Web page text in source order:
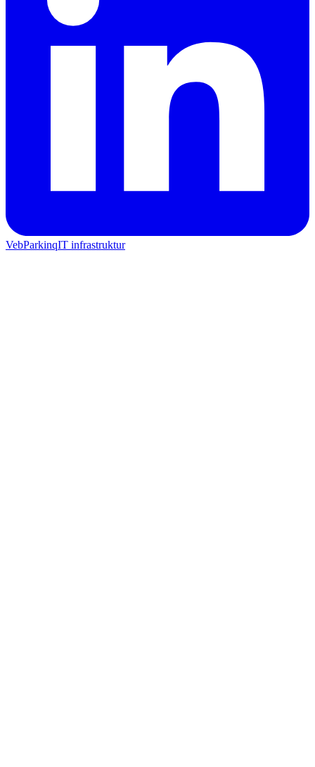
VebParkinqIT infrastruktur